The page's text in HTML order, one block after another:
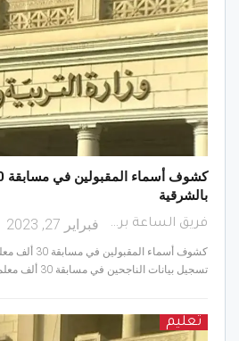
بالشرقية
فريق الساعة برس فبراير 27, 2023
تسجيل بيانات الناجحين في مسابقة 30 ألف معلم…
تعليم